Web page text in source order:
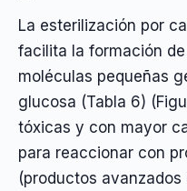
La esterilización por
facilita la formación de
moléculas pequeñas
glucosa (Tabla 6)
tóxicas y con mayor
para reaccionar con
(productos